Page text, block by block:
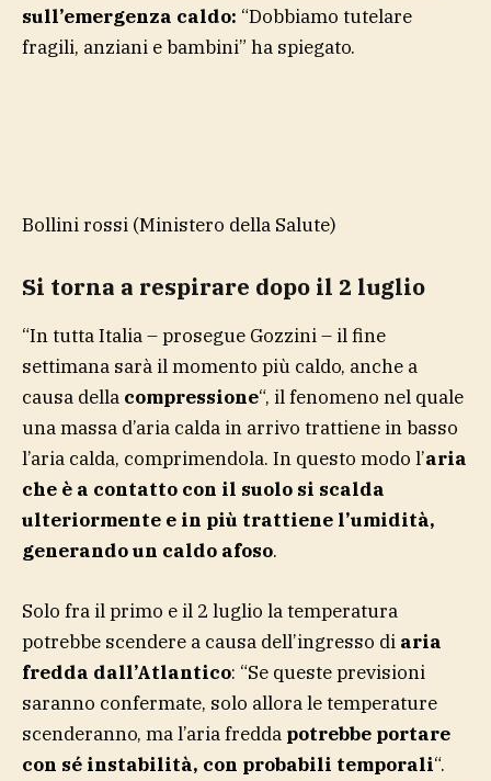
sull’emergenza caldo: “Dobbiamo tutelare
fragili, anziani e bambini” ha spiegato.
Bollini rossi (Ministero della Salute)
Si torna a respirare dopo il 2 luglio
“In tutta Italia – prosegue Gozzini – il fine
settimana sarà il momento più caldo, anche a
causa della compressione“, il fenomeno nel quale
una massa d’aria calda in arrivo trattiene in basso
l’aria calda, comprimendola. In questo modo l’aria
che è a contatto con il suolo si scalda
ulteriormente e in più trattiene l’umidità,
generando un caldo afoso.
Solo fra il primo e il 2 luglio la temperatura
potrebbe scendere a causa dell’ingresso di aria
fredda dall’Atlantico: “Se queste previsioni
saranno confermate, solo allora le temperature
scenderanno, ma l’aria fredda potrebbe portare
con sé instabilità, con probabili temporali“.